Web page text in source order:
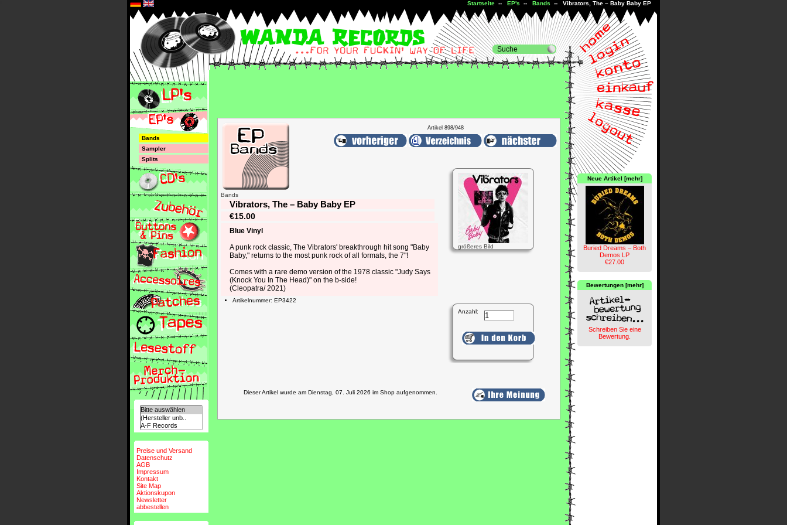
Startseite -- EP's -- Bands -- Vibrators, The – Baby Baby EP
Bands
Sampler
Splits
Preise und Versand
Datenschutz
AGB
Impressum
Kontakt
Site Map
Aktionskupon
Newsletter
abbestellen
Neue Artikel [mehr]
Buried Dreams – Both
Demos LP
€27.00
Bewertungen [mehr]
Schreiben Sie eine
Bewertung.
Bands
Artikel 898/948
größeres Bild
Vibrators, The – Baby Baby EP
€15.00
Blue Vinyl
A punk rock classic, The Vibrators' breakthrough hit song "Baby
Baby," returns to the most punk rock of all formats, the 7"!
Comes with a rare demo version of the 1978 classic "Judy Says
(Knock You In The Head)" on the b-side!
(Cleopatra/ 2021)
Anzahl:
Artikelnummer: EP3422
Dieser Artikel wurde am Dienstag, 07. Juli 2026 im Shop aufgenommen.